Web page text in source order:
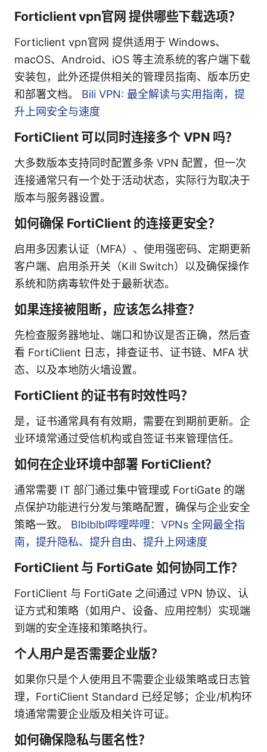
Forticlient vpn官网 提供哪些下载选项？
Forticlient vpn官网 提供适用于 Windows、
macOS、Android、iOS 等主流系统的客户端下载
安装包，此外还提供相关的管理员指南、版本历史
和部署文档。 Bili VPN: 最全解读与实用指南，提
升上网安全与速度
FortiClient 可以同时连接多个 VPN 吗？
大多数版本支持同时配置多条 VPN 配置，但一次
连接通常只有一个处于活动状态，实际行为取决于
版本与服务器设置。
如何确保 FortiClient 的连接更安全？
启用多因素认证（MFA）、使用强密码、定期更新
客户端、启用杀开关（Kill Switch）以及确保操作
系统和防病毒软件处于最新状态。
如果连接被阻断，应该怎么排查？
先检查服务器地址、端口和协议是否正确，然后查
看 FortiClient 日志，排查证书、证书链、MFA 状
态、以及本地防火墙设置。
FortiClient 的证书有时效性吗？
是，证书通常具有有效期，需要在到期前更新。企
业环境常通过受信机构或自签证书来管理信任。
如何在企业环境中部署 FortiClient？
通常需要 IT 部门通过集中管理或 FortiGate 的端
点保护功能进行分发与策略配置，确保与企业安全
策略一致。 Blblblbl哔哩哔哩：VPNs 全网最全指
南，提升隐私、提升自由、提升上网速度
FortiClient 与 FortiGate 如何协同工作？
FortiClient 与 FortiGate 之间通过 VPN 协议、认
证方式和策略（如用户、设备、应用控制）实现端
到端的安全连接和策略执行。
个人用户是否需要企业版？
如果你只是个人使用且不需要企业级策略或日志管
理，FortiClient Standard 已经足够；企业/机构环
境通常需要企业版及相关许可证。
如何确保隐私与匿名性？